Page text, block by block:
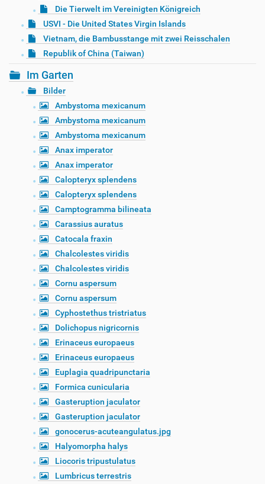
Die Tierwelt im Vereinigten Königreich
USVI - Die United States Virgin Islands
Vietnam, die Bambusstange mit zwei Reisschalen
Republik of China (Taiwan)
Im Garten
Bilder
Ambystoma mexicanum
Ambystoma mexicanum
Ambystoma mexicanum
Anax imperator
Anax imperator
Calopteryx splendens
Calopteryx splendens
Camptogramma bilineata
Carassius auratus
Catocala fraxin
Chalcolestes viridis
Chalcolestes viridis
Cornu aspersum
Cornu aspersum
Cyphostethus tristriatus
Dolichopus nigricornis
Erinaceus europaeus
Erinaceus europaeus
Euplagia quadripunctaria
Formica cunicularia
Gasteruption jaculator
Gasteruption jaculator
gonocerus-acuteangulatus.jpg
Halyomorpha halys
Liocoris tripustulatus
Lumbricus terrestris